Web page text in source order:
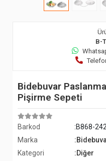
B-
Bidebuvar
Pişirme Sepeti
Barkod
:B868-
Marka
Kategori
:Diğer